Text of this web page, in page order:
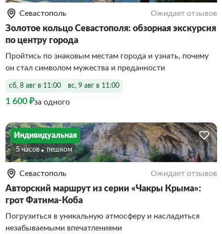
Севастополь Ожидает отзывов
Золотое кольцо Севастополя: обзорная экскурсия
по центру города
Пройтись по знаковым местам города и узнать, почему
он стал символом мужества и преданности
сб, 8 авг в 11:00 вс, 9 авг в 11:00
1 600 ₽за одного
Индивидуальная
5 часов Пешком
Севастополь Ожидает отзывов
Авторский маршрут из серии «Чакры Крыма»:
грот Фатима-Коба
Погрузиться в уникальную атмосферу и насладиться
незабываемыми впечатлениями